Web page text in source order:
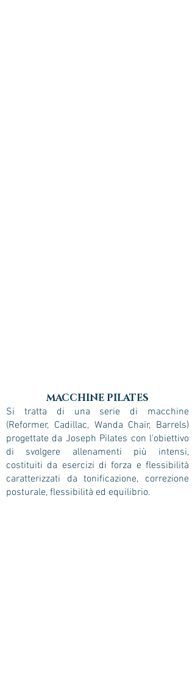
MACCHINE PILATES
Si tratta di una serie di macchine
(Reformer, Cadillac, Wanda Chair, Barrels)
progettate da Joseph Pilates con l'obiettivo
di svolgere allenamenti più intensi,
costituiti da esercizi di forza e flessibilità
caratterizzati da tonificazione, correzione
posturale, flessibilità ed equilibrio.